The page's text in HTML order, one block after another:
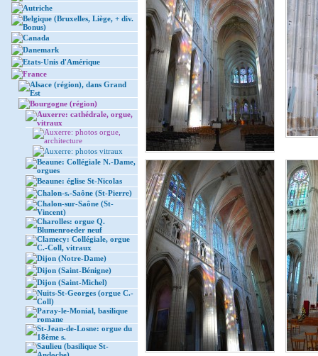
Autriche
Belgique (Bruxelles, Liège, + div.
Bonus)
Canada
Danemark
Etats-Unis d'Amérique
France
Alsace (région), dans Grand
Est
Bourgogne (région)
Auxerre: cathédrale, orgue,
vitraux
Auxerre: photos orgue,
architecture
Auxerre: photos vitraux
Beaune: Collégiale N.-Dame,
orgues
Beaune: église St-Nicolas
Chalon-s.-Saône (St-Pierre)
Chalon-sur-Saône (St-
Vincent)
Charolles: orgue Q.
Blumenroeder neuf
Clamecy: Collégiale, orgue
C.-Coll, vitraux
Dijon (Notre-Dame)
Dijon (Saint-Bénigne)
Dijon (Saint-Michel)
Nuits-St-Georges (orgue C.-
Coll)
Paray-le-Monial, basilique
romane
St-Jean-de-Losne: orgue du
18ème s.
Saulieu (basilique St-